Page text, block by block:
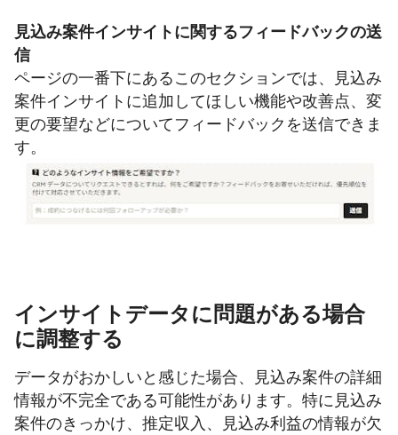
見込み案件インサイトに関するフィードバックの送
信
ページの一番下にあるこのセクションでは、見込み
案件インサイトに追加してほしい機能や改善点、変
更の要望などについてフィードバックを送信できま
す。
インサイトデータに問題がある場合
に調整する
データがおかしいと感じた場合、見込み案件の詳細
情報が不完全である可能性があります。特に見込み
案件のきっかけ、推定収入、見込み利益の情報が欠